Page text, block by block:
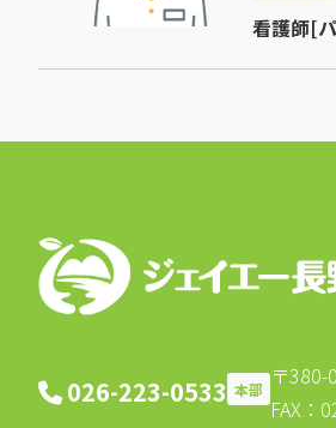
看護師[
026-223-0533 本部
〒380-
FAX：